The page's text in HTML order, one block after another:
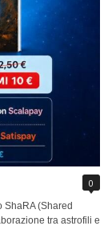
0
(Shared
tra astrofili e